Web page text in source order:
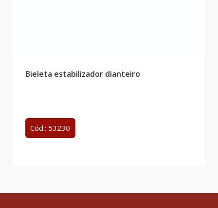
Bieleta estabilizador dianteiro
Cód.: 53230